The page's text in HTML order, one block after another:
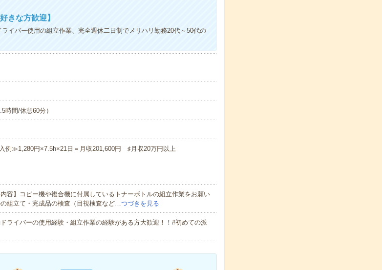
きな方歓迎】
イバー使用の組立作業、完全週休二日制でメリハリ勤務20代～50代の
時間/休憩60分）
≫1,280円×7.5h×21日＝月収201,600円 ♯月収20万円以上
内容】コピー機や複合機に付属しているトナーボトルの組立作業をお願い
組立て・完成品の検査（目視検査など…つづきを見る
ライバーの使用経験・組立作業の経験がある方大歓迎！！#初めての派